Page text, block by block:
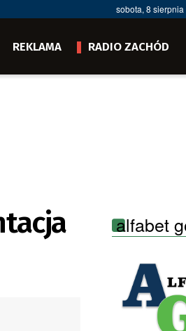
sobota, 8 sierpnia
REKLAMA RADIO ZACHÓD
alfabet